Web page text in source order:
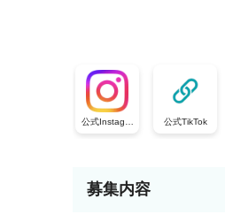
公式Instagra
m
公式TikTok
募集内容